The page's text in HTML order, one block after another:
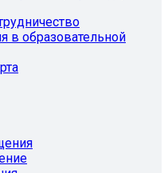
в образовательной